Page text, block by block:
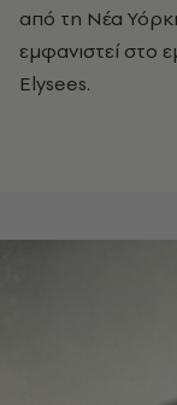
από τη Νέα
εμφανιστεί στο
Elysees.